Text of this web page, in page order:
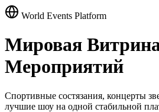
World Events Platform
Мировая
Мероприятий
Спортивные состязания, концерты
лучшие шоу на одной стабильной